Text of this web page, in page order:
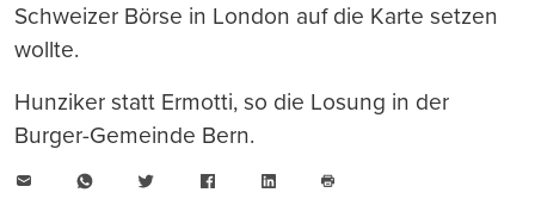
Schweizer Börse in London auf die Karte setzen
wollte.
Hunziker statt Ermotti, so die Losung in der
Burger-Gemeinde Bern.
WhatsAppTwitter FacebookLinkedIn